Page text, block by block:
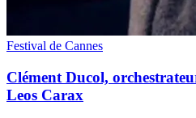
Festival de Cannes
Clément Ducol,
Leos Carax